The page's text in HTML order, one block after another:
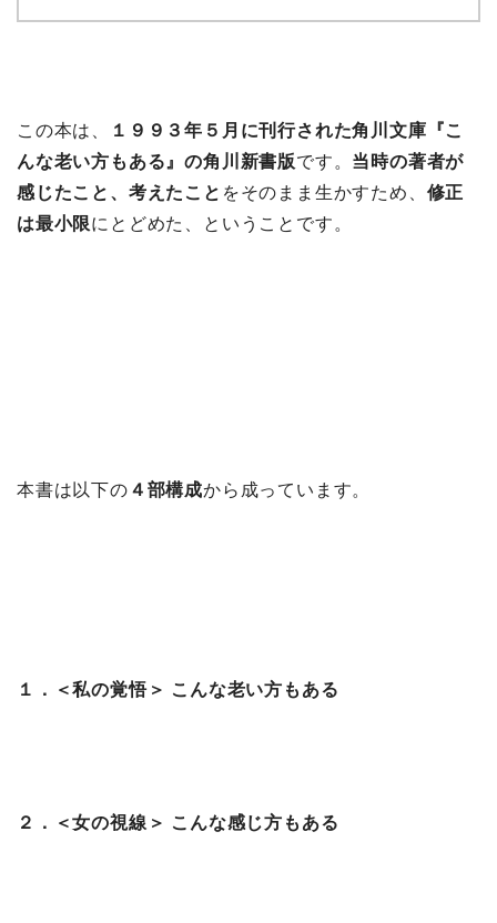
この本は、
１９９３年５月に刊行された角川文庫『こ
んな老い方もある』の角川新書版です。 当時の著者が
感じたこと、考えたこと をそのまま生かすため、 修正
は最小限にとどめた、ということです。
本書は以下の ４部構成から成っています。
１．＜私の覚悟＞ こんな老い方もある
２．＜女の視線＞ こんな感じ方もある